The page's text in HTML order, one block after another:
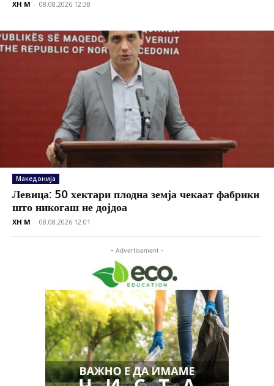
XH M - 08.08.2026 12:38
Македонија
Левица: 50 хектари плодна земја чекаат фабрики
што никогаш не дојдоа
XH M - 08.08.2026 12:01
- Advertisement -